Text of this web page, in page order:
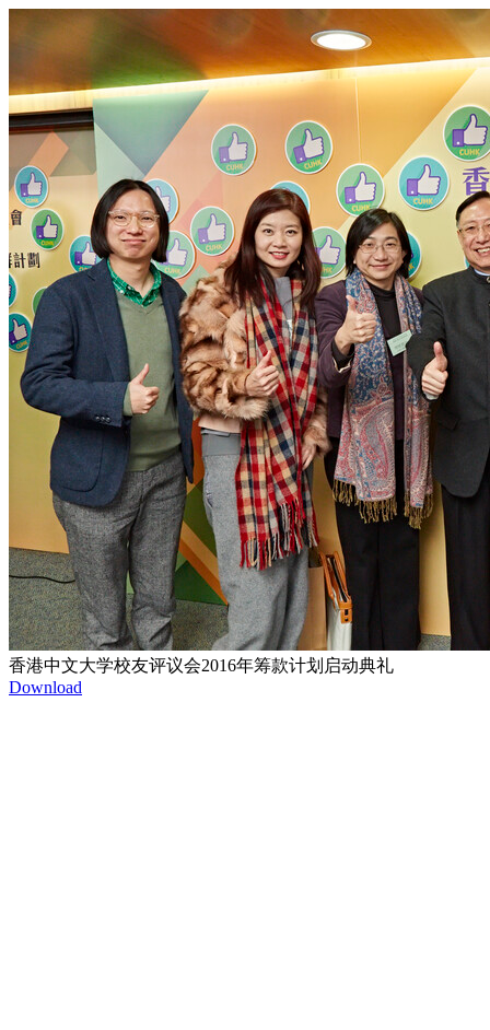
香港中文大学校友评议会2016年筹款计划启动典礼
Download